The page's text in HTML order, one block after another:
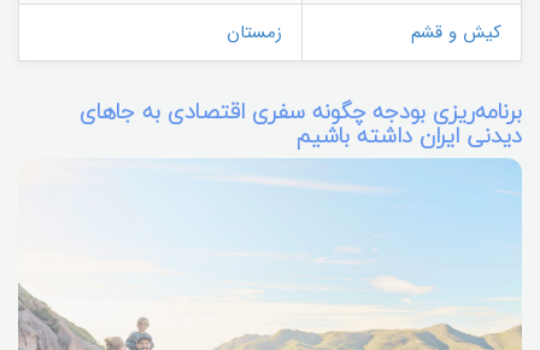
کیش و قشم زمستان
برنامه‌ریزی بودجه چگونه سفری اقتصادی به جاهای
دیدنی ایران داشته باشیم